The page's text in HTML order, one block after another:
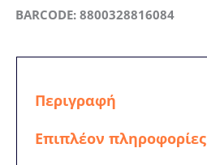
BARCODE: 8800328816084
Περιγραφή
Επιπλέον πληροφορίες